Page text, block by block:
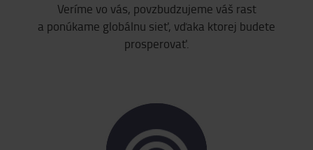
Veríme vo vás, povzbudzujeme váš rast
a ponúkame globálnu sieť, vďaka ktorej budete
prosperovať.